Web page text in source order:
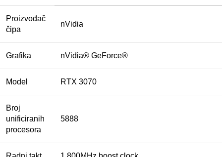
Proizvođač
čipa
nVidia
Grafika nVidia® GeForce®
Model RTX 3070
Broj
unificiranih
procesora
5888